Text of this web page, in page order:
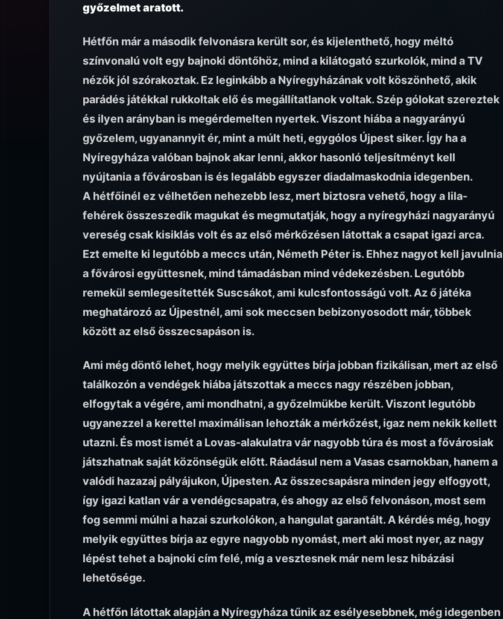
győzelmet aratott.
Hétfőn már a második felvonásra került sor, és kijelenthető, hogy méltó
színvonalú volt egy bajnoki döntőhöz, mind a kilátogató szurkolók, mind a TV
nézők jól szórakoztak. Ez leginkább a Nyíregyházának volt köszönhető, akik
parádés játékkal rukkoltak elő és megállítatlanok voltak. Szép gólokat szereztek
és ilyen arányban is megérdemelten nyertek. Viszont hiába a nagyarányú
győzelem, ugyanannyit ér, mint a múlt heti, egygólos Újpest siker. Így ha a
Nyíregyháza valóban bajnok akar lenni, akkor hasonló teljesítményt kell
nyújtania a fővárosban is és legalább egyszer diadalmaskodnia idegenben.
A hétfőinél ez vélhetően nehezebb lesz, mert biztosra vehető, hogy a lila-
fehérek összeszedik magukat és megmutatják, hogy a nyíregyházi nagyarányú
vereség csak kisiklás volt és az első mérkőzésen látottak a csapat igazi arca.
Ezt emelte ki legutóbb a meccs után, Németh Péter is. Ehhez nagyot kell javulnia
a fővárosi együttesnek, mind támadásban mind védekezésben. Legutóbb
remekül semlegesítették Suscsákot, ami kulcsfontosságú volt. Az ő játéka
meghatározó az Újpestnél, ami sok meccsen bebizonyosodott már, többek
között az első összecsapáson is.
Ami még döntő lehet, hogy melyik együttes bírja jobban fizikálisan, mert az első
találkozón a vendégek hiába játszottak a meccs nagy részében jobban,
elfogytak a végére, ami mondhatni, a győzelmükbe került. Viszont legutóbb
ugyanezzel a kerettel maximálisan lehozták a mérkőzést, igaz nem nekik kellett
utazni. És most ismét a Lovas-alakulatra vár nagyobb túra és most a fővárosiak
játszhatnak saját közönségük előtt. Ráadásul nem a Vasas csarnokban, hanem a
valódi hazazaj pályájukon, Újpesten. Az összecsapásra minden jegy elfogyott,
így igazi katlan vár a vendégcsapatra, és ahogy az első felvonáson, most sem
fog semmi múlni a hazai szurkolókon, a hangulat garantált. A kérdés még, hogy
melyik együttes bírja az egyre nagyobb nyomást, mert aki most nyer, az nagy
lépést tehet a bajnoki cím felé, míg a vesztesnek már nem lesz hibázási
lehetősége.
A hétfőn látottak alapján a Nyíregyháza tűnik az esélyesebbnek, még idegenben